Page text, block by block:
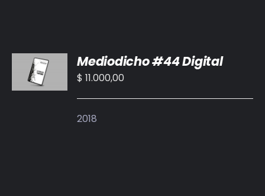
AL
CARRITO
/
Mediodicho #44 Digital
$ 11.000,00
2018